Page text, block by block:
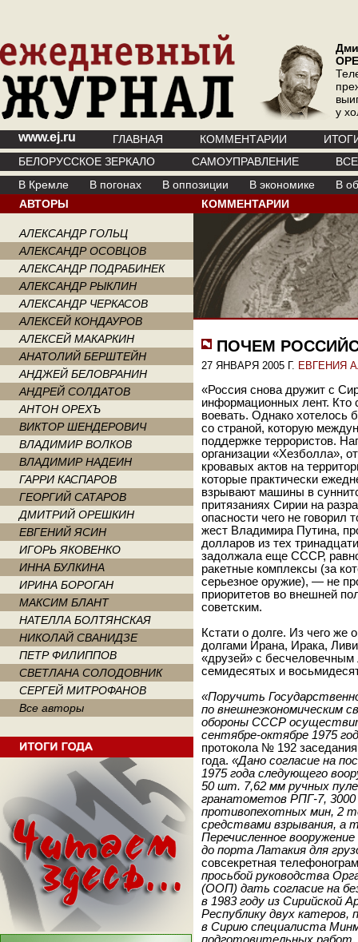
у
www.ej.ru ГЛАВНАЯ КОММЕНТАРИИ
БЕЛОРУССКОЕ ЗЕРКАЛО
САМОУПРАВЛЕНИЕ
В Кремле
В погонах В оппозиции В экономике
В
АВТОРЫ
АЛЕКСАНДР ГОЛЬЦ
АЛЕКСАНДР ОСОВЦОВ
АЛЕКСАНДР ПОДРАБИНЕК
АЛЕКСАНДР РЫКЛИН
АЛЕКСАНДР ЧЕРКАСОВ
АЛЕКСЕЙ КОНДАУРОВ
АЛЕКСЕЙ МАКАРКИН
АНАТОЛИЙ БЕРШТЕЙН
АНДЖЕЙ БЕЛОВРАНИН
АНДРЕЙ СОЛДАТОВ
АНТОН ОРЕХЪ
ВИКТОР ШЕНДЕРОВИЧ
ВЛАДИМИР ВОЛКОВ
ВЛАДИМИР НАДЕИН
ГАРРИ КАСПАРОВ
ГЕОРГИЙ САТАРОВ
ДМИТРИЙ ОРЕШКИН
ЕВГЕНИЙ ЯСИН
ИГОРЬ ЯКОВЕНКО
ИННА БУЛКИНА
ИРИНА БОРОГАН
МАКСИМ БЛАНТ
НАТЕЛЛА БОЛТЯНСКАЯ
НИКОЛАЙ СВАНИДЗЕ
ПЕТР ФИЛИППОВ
СВЕТЛАНА СОЛОДОВНИК
СЕРГЕЙ МИТРОФАНОВ
Все авторы
КОММЕНТАРИИ
ПОЧЕМ
27 ЯНВАРЯ 2005 Г. ЕВГЕНИЯ
«Россия снова дружит с
информационных лент. Кто
воевать. Однако хотелось
со страной, которую
поддержке террористов.
организации «Хезболла»,
кровавых актов на
которые практически
взрывают машины в
притязаниях Сирии на
опасности чего не
жест Владимира Путина,
долларов из тех
задолжала еще СССР,
ракетные комплексы (за
серьезное оружие), — не
приоритетов во внешней
советским.
Кстати о долге. Из чего
долгами Ирана, Ирака,
«друзей» с бесчеловечным
семидесятых и
«Поручить
по внешнеэкономическим
обороны СССР
сентябре-октябре 1975
протокола № 192
года. «Дано согласие на
1975 года следующего
50 шт. 7,62 мм ручных
гранатометов РПГ-7,
противопехотных мин, 2
средствами взрывания, а
Перечисленное
до порта Латакия для
совсекретная
просьбой руководства
(ООП) дать согласие на
в 1983 году из Сирийской
Республику двух
в Сирию специалиста